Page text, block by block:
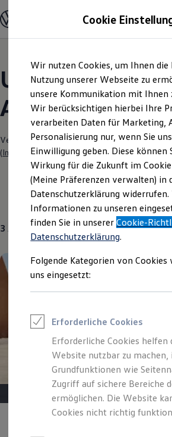
Hauptinhalt
springen
Footer
springen
Modelle und Konfigurator
Konfigurator
Modelle vergleichen
Elektroautos
ENERGY Sondermodelle
Nutzfahrzeuge
SUV und CUV
Familienautos
Kombis
Kompaktwagen
Sportwagen
Schnell verfügbare Fahrzeuge
Angebote und Produkte
Aktuelle Angebote
E-Auto-Förderung
Volkswagen Marktplatz
Die ENERGY Sondermodelle
Junge Gebrauchtwagen und
Volkswagen Zertifizierte
Elektromobilität bei
Saisonangebote
Reifenpakete
Leasing
Leasing-Angebote
Elektroauto Leasing
Kleinwagen-Leasing
Leasing ohne Anzahlung
Finanzierung
Autokredit mit
Versicherungen und Garantien
Kfz-Versicherung
Garantien
Unsere
Angebote und
Verantwortlich für die Inhalte auf dieser Seite ist
(Impressum & Rechtliches)
3 Angebote
Cookie
Wir nutzen Cookies, um Ihnen die
Nutzung unserer Webseite zu
unsere Kommunikation mit Ihnen
Wir berücksichtigen hierbei Ihre
verarbeiten Daten für Marketing,
Personalisierung nur, wenn Sie
Einwilligung geben. Diese können
Wirkung für die Zukunft im
(Meine Präferenzen verwalten) in
Datenschutzerklärung
Informationen zu unseren
finden Sie in unsererCookie-
Datenschutzerklärung.
Folgende Kategorien von Cookies
uns eingesetzt:
Erforderliche Cookies
Erforderliche Cookies helfen
Website nutzbar zu machen,
Grundfunktionen wie
Zugriff auf sichere Bereiche
ermöglichen. Die Website
Cookies nicht richtig